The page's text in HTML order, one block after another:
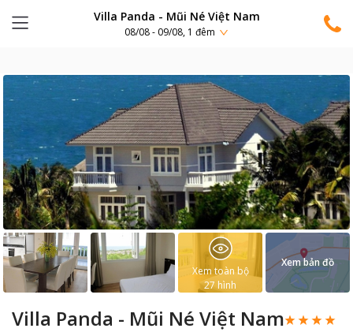
Villa Panda - Mũi Né Việt Nam
08/08 - 09/08, 1 đêm
Villa Panda - Mũi Né Việt Nam
Xem toàn bộ
27 hình
Xem bản đồ